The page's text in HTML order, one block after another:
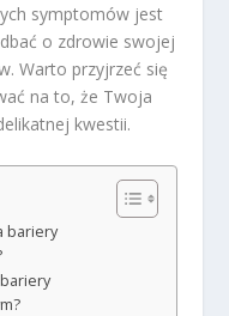
symptomów jest
o zdrowie swojej
Warto przyjrzeć się
na to, że Twoja
kwestii.
bariery